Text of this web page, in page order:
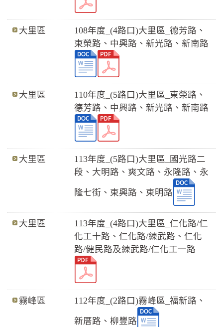
大里區
108年度_(4路口)大里區_德芳路、
東榮路、中興路、新光路、新南路
大里區
110年度_(5路口)大里區_東榮路、
德芳路、中興路、新光路、新南路
大里區
113年度_(5路口)大里區_國光路二
段、大明路、爽文路、永隆路、永
隆七街、東興路、東明路
大里區
113年度_(4路口)大里區_仁化路/仁
化工十路、仁化路/練武路、仁化
路/健民路及練武路/仁化工一路
霧峰區 112年度_(2路口)霧峰區_福新路、
新厝路、柳豐路